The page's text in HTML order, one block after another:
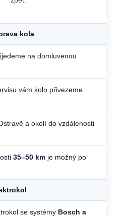
kola
na domluvenou
vám kolo přivezeme
a okolí do vzdálenosti
35–50 km je možný po
se systémy Bosch a